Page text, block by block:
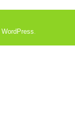
WordPress.